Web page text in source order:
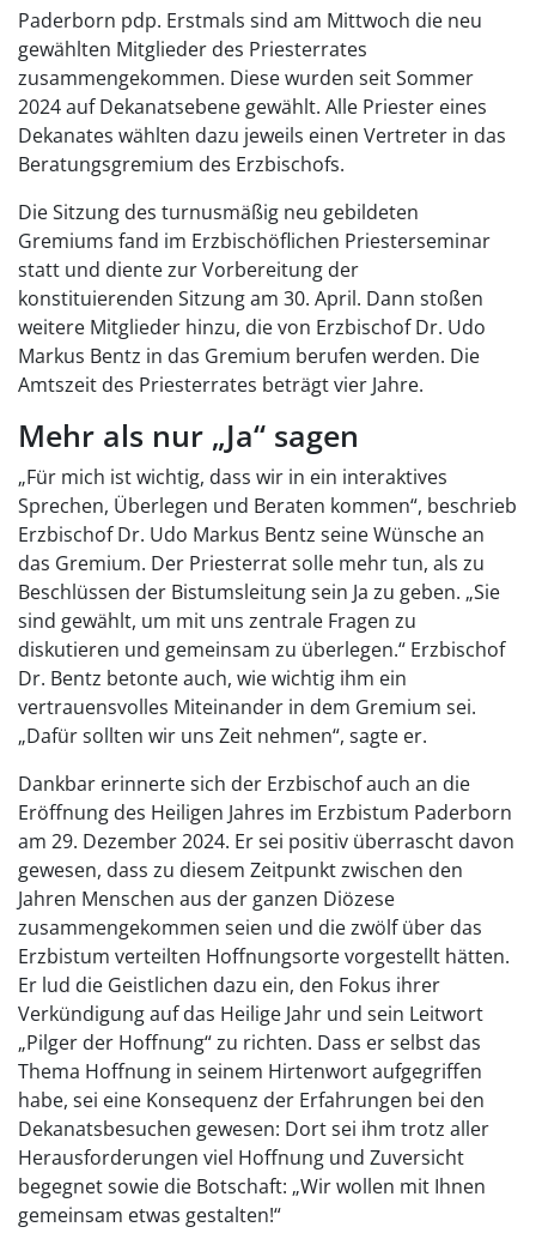
Paderborn pdp. Erstmals sind am Mittwoch die neu
gewählten Mitglieder des Priesterrates
zusammengekommen. Diese wurden seit Sommer
2024 auf Dekanatsebene gewählt. Alle Priester eines
Dekanates wählten dazu jeweils einen Vertreter in das
Beratungsgremium des Erzbischofs.
Die Sitzung des turnusmäßig neu gebildeten
Gremiums fand im Erzbischöflichen Priesterseminar
statt und diente zur Vorbereitung der
konstituierenden Sitzung am 30. April. Dann stoßen
weitere Mitglieder hinzu, die von Erzbischof Dr. Udo
Markus Bentz in das Gremium berufen werden. Die
Amtszeit des Priesterrates beträgt vier Jahre.
Mehr als nur „Ja“ sagen
„Für mich ist wichtig, dass wir in ein interaktives
Sprechen, Überlegen und Beraten kommen“, beschrieb
Erzbischof Dr. Udo Markus Bentz seine Wünsche an
das Gremium. Der Priesterrat solle mehr tun, als zu
Beschlüssen der Bistumsleitung sein Ja zu geben. „Sie
sind gewählt, um mit uns zentrale Fragen zu
diskutieren und gemeinsam zu überlegen.“ Erzbischof
Dr. Bentz betonte auch, wie wichtig ihm ein
vertrauensvolles Miteinander in dem Gremium sei.
„Dafür sollten wir uns Zeit nehmen“, sagte er.
Dankbar erinnerte sich der Erzbischof auch an die
Eröffnung des Heiligen Jahres im Erzbistum Paderborn
am 29. Dezember 2024. Er sei positiv überrascht davon
gewesen, dass zu diesem Zeitpunkt zwischen den
Jahren Menschen aus der ganzen Diözese
zusammengekommen seien und die zwölf über das
Erzbistum verteilten Hoffnungsorte vorgestellt hätten.
Er lud die Geistlichen dazu ein, den Fokus ihrer
Verkündigung auf das Heilige Jahr und sein Leitwort
„Pilger der Hoffnung“ zu richten. Dass er selbst das
Thema Hoffnung in seinem Hirtenwort aufgegriffen
habe, sei eine Konsequenz der Erfahrungen bei den
Dekanatsbesuchen gewesen: Dort sei ihm trotz aller
Herausforderungen viel Hoffnung und Zuversicht
begegnet sowie die Botschaft: „Wir wollen mit Ihnen
gemeinsam etwas gestalten!“